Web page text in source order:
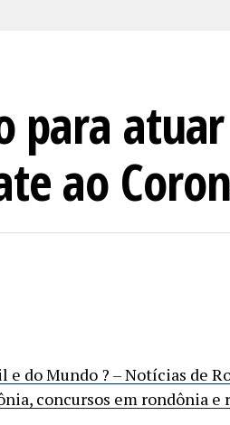
para
ao
do Mundo ? – Notícias de
concursos em rondônia e